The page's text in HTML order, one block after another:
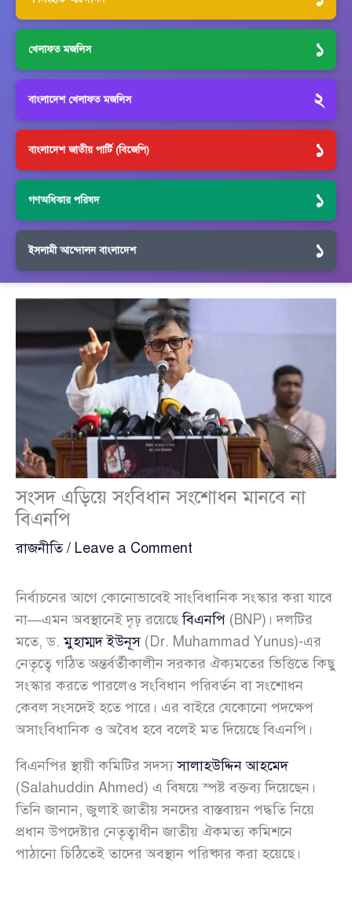
খেলাফত মজলিস ১
বাংলাদেশ খেলাফত মজলিস ২
বাংলাদেশ জাতীয় পার্টি (বিজেপি) ১
গণঅধিকার পরিষদ ১
ইসলামী আন্দোলন বাংলাদেশ ১
সংসদ এড়িয়ে সংবিধান সংশোধন মানবে না
বিএনপি
রাজনীতি/ Leave a Comment
নির্বাচনের আগে কোনোভাবেই সাংবিধানিক সংস্কার করা যাবে
না—এমন অবস্থানেই দৃঢ় রয়েছেবিএনপি (BNP)। দলটির
মতে, ড.মুহাম্মদ ইউনূস(Dr. Muhammad Yunus)-এর
নেতৃত্বে গঠিত অন্তর্বর্তীকালীন সরকার ঐক্যমতের ভিত্তিতে কিছু
সংস্কার করতে পারলেও সংবিধান পরিবর্তন বা সংশোধন
কেবল সংসদেই হতে পারে। এর বাইরে যেকোনো পদক্ষেপ
অসাংবিধানিক ও অবৈধ হবে বলেই মত দিয়েছে বিএনপি।
বিএনপির স্থায়ী কমিটির সদস্যসালাহউদ্দিন আহমেদ
(Salahuddin Ahmed) এ বিষয়ে স্পষ্ট বক্তব্য দিয়েছেন।
তিনি জানান, জুলাই জাতীয় সনদের বাস্তবায়ন পদ্ধতি নিয়ে
প্রধান উপদেষ্টার নেতৃত্বাধীন জাতীয় ঐকমত্য কমিশনে
পাঠানো চিঠিতেই তাদের অবস্থান পরিষ্কার করা হয়েছে।